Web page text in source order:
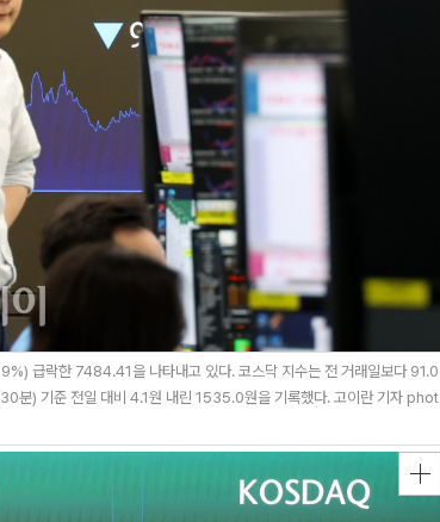
급락한 7484.41을 나타내고 있다. 코스닥 지수는 전 거래일보다 91.0
분) 기준 전일 대비 4.1원 내린 1535.0원을 기록했다. 고이란 기자 phot